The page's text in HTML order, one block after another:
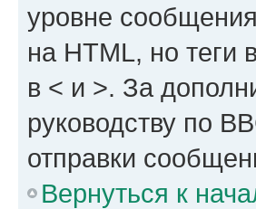
уровне
на HTML, но теги
в < и >. За
руководству по
отправки
Вернуться к